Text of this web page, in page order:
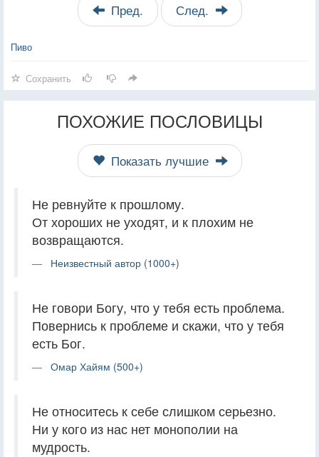
Пред. След.
Пиво
Сохранить
ПОХОЖИЕ ПОСЛОВИЦЫ
Показать лучшие
Не ревнуйте к прошлому.
От хороших не уходят, и к плохим не
возвращаются.
Неизвестный автор (1000+)
Не говори Богу, что у тебя есть проблема.
Повернись к проблеме и скажи, что у тебя
есть Бог.
Омар Хайям (500+)
Не относитесь к себе слишком серьезно.
Ни у кого из нас нет монополии на
мудрость.